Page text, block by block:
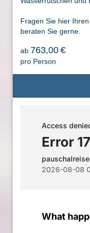
Fragen Sie hier
beraten Sie gerne.
ab 763,00 €
pro Person